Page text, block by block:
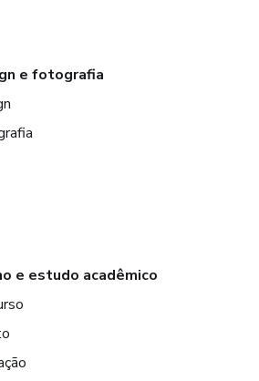
e fotografia
e estudo acadêmico